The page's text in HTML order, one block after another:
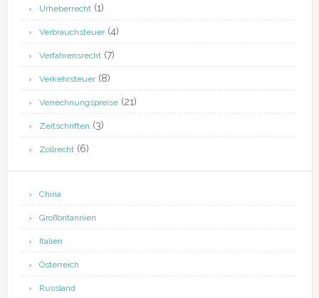
Urheberrecht(1)
Verbrauchsteuer(4)
Verfahrensrecht(7)
Verkehrsteuer(8)
Verrechnungspreise(21)
Zeitschriften (3)
Zollrecht(6)
China
Großbritannien
Italien
Österreich
Russland